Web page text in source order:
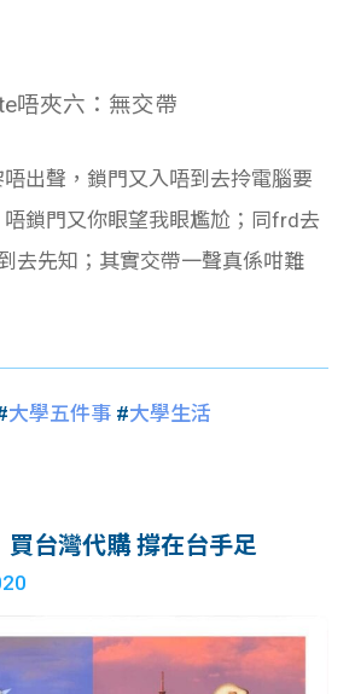
唔夾六：無交帶
出聲，鎖門又入唔到去拎電腦要
鎖門又你眼望我眼尷尬；同frd去
去先知；其實交帶一聲真係咁難
大學五件事 #大學生活
買台灣代購 撐在台手足